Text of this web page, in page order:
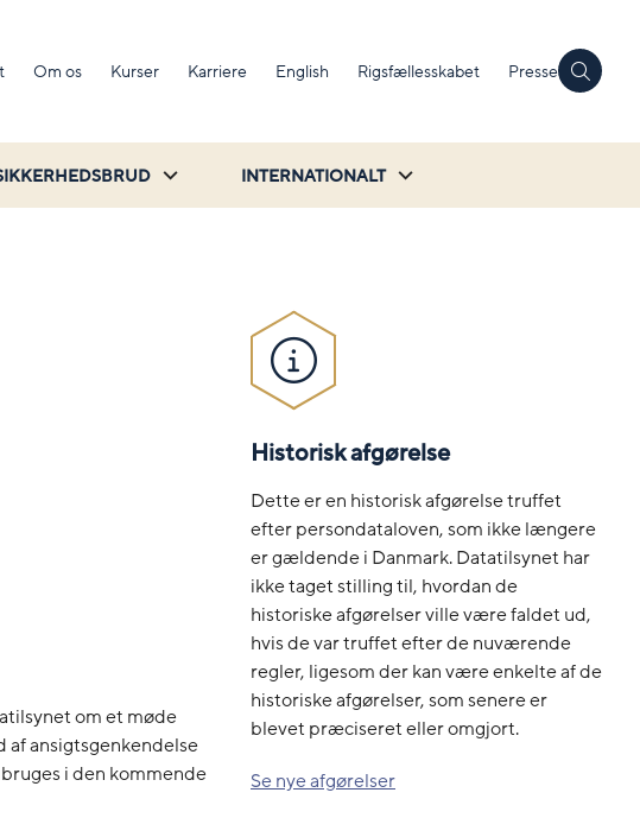
Om os Kurser Karriere English Rigsfællesskabet Presse
INTERNATIONALT
om et møde
af ansigtsgenkendelse
i den kommende
Historisk afgørelse
Dette er en historisk afgørelse truffet
efter persondataloven, som ikke længere
er gældende i Danmark. Datatilsynet har
ikke taget stilling til, hvordan de
historiske afgørelser ville være faldet ud,
hvis de var truffet efter de nuværende
regler, ligesom der kan være enkelte af de
historiske afgørelser, som senere er
blevet præciseret eller omgjort.
Se nye afgørelser